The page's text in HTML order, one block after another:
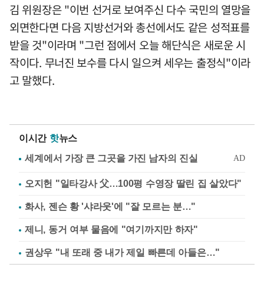
김 위원장은 "이번 선거로 보여주신 다수 국민의 열망을
외면한다면 다음 지방선거와 총선에서도 같은 성적표를
받을 것"이라며 "그런 점에서 오늘 해단식은 새로운 시
작이다. 무너진 보수를 다시 일으켜 세우는 출정식"이라
고 말했다.
이시간 핫뉴스
오지헌 "일타강사 父…100평 수영장 딸린 집 살았다"
화사, 젠슨 황 '샤라웃'에 "잘 모르는 분…"
제니, 동거 여부 물음에 "여기까지만 하자"
권상우 "내 또래 중 내가 제일 빠른데 아들은…"